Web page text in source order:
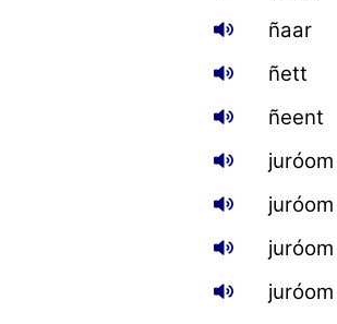
ñaar
ñett
ñeent
juróom